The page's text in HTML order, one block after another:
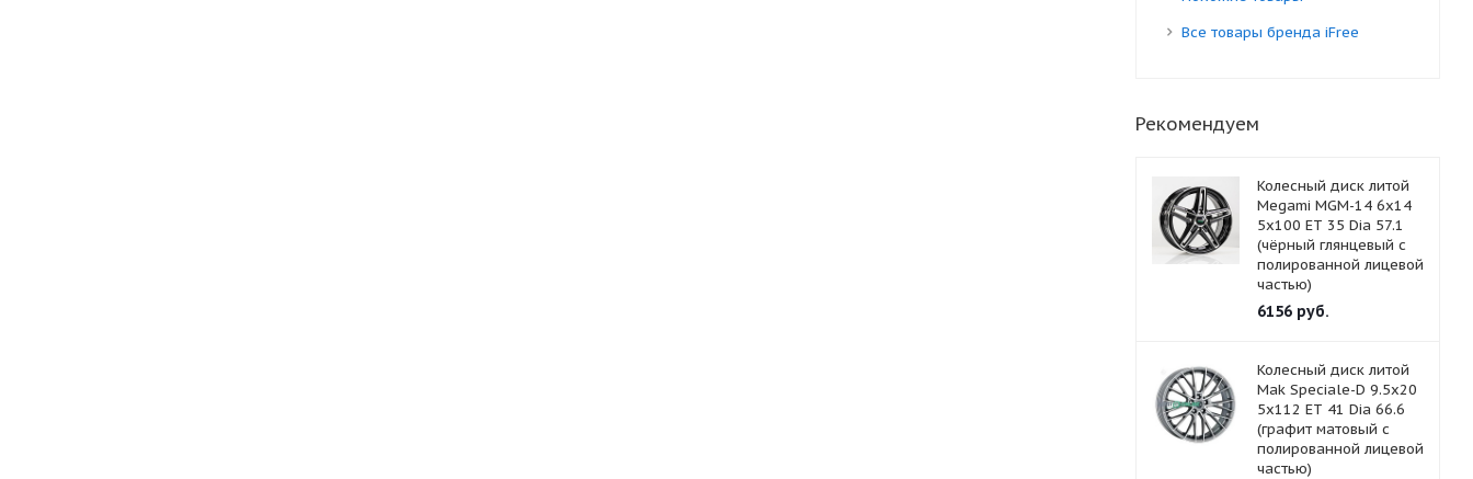
Все товары бренда iFree
Рекомендуем
Колесный диск литой
Megami MGM-14 6x14
5x100 ET 35 Dia 57.1
(чёрный глянцевый с
полированной лицевой
частью)
6156руб.
Колесный диск литой
Mak Speciale-D 9.5x20
5x112 ET 41 Dia 66.6
(графит матовый с
полированной лицевой
частью)